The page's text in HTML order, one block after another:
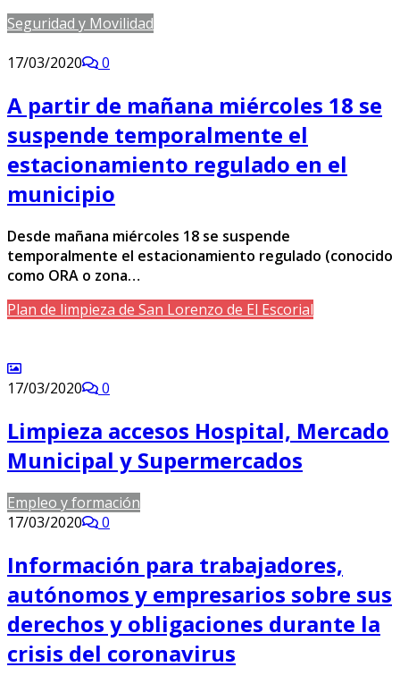
Seguridad y Movilidad
17/03/2020
0
A partir de mañana miércoles 18 se
suspende temporalmente el
estacionamiento regulado en el
municipio
Desde mañana miércoles 18 se suspende
temporalmente el estacionamiento regulado (conocido
como ORA o zona…
Plan de limpieza de San Lorenzo de El Escorial
17/03/2020 0
Limpieza accesos Hospital, Mercado
Municipal y Supermercados
Empleo y formación
17/03/2020
0
Información para trabajadores,
autónomos y empresarios sobre sus
derechos y obligaciones durante la
crisis del coronavirus